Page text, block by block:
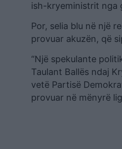
ish-kryeministrit nga
Por, selia blu në një
provuar akuzën, që
“Një spekulante
Taulant Ballës ndaj
vetë Partisë
provuar në mënyrë